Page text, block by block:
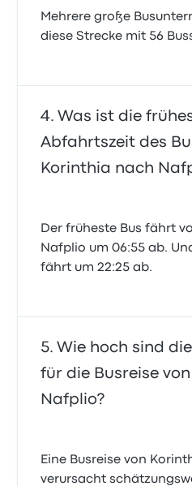
Mehrere große
diese Strecke mit 56
Was ist die
Abfahrtszeit des
Korinthia nach
Der früheste Bus fährt
Nafplio um 06:55 ab.
fährt um 22:25 ab.
Wie hoch sind
für die Busreise
Nafplio?
Eine Busreise von
verursacht